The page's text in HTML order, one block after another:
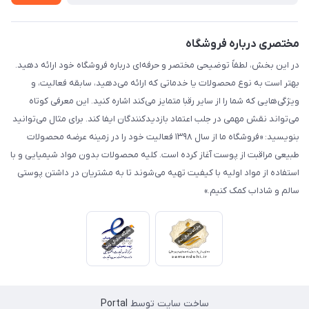
مختصری درباره فروشگاه
در این بخش، لطفاً توضیحی مختصر و حرفه‌ای درباره فروشگاه خود ارائه دهید.
بهتر است به نوع محصولات یا خدماتی که ارائه می‌دهید، سابقه فعالیت، و
ویژگی‌هایی که شما را از سایر رقبا متمایز می‌کند اشاره کنید. این معرفی کوتاه
می‌تواند نقش مهمی در جلب اعتماد بازدیدکنندگان ایفا کند. برای مثال می‌توانید
بنویسید: «فروشگاه ما از سال ۱۳۹۸ فعالیت خود را در زمینه عرضه محصولات
طبیعی مراقبت از پوست آغاز کرده است. کلیه محصولات بدون مواد شیمیایی و با
استفاده از مواد اولیه با کیفیت تهیه می‌شوند تا به مشتریان در داشتن پوستی
سالم و شاداب کمک کنیم.»
ساخت سایت توسط Portal